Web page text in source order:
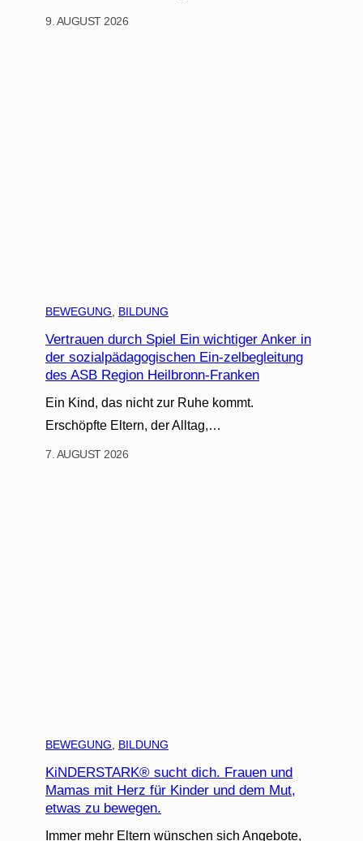
9. AUGUST 2026
BEWEGUNG BILDUNG
Vertrauen durch Spiel Ein wichtiger Anker in
der sozialpädagogischen Ein-zelbegleitung
des ASB Region Heilbronn-Franken
Ein Kind, das nicht zur Ruhe kommt.
Erschöpfte Eltern, der Alltag,…
7. AUGUST 2026
BEWEGUNG BILDUNG
KiNDERSTARK® sucht dich. Frauen und
Mamas mit Herz für Kinder und dem Mut,
etwas zu bewegen.
Immer mehr Eltern wünschen sich Angebote,